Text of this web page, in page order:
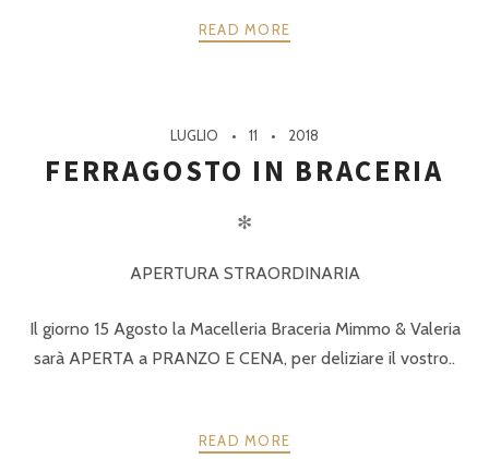
READ MORE
LUGLIO 11 2018
FERRAGOSTO IN BRACERIA
✻
APERTURA STRAORDINARIA
Il giorno 15 Agosto la Macelleria Braceria Mimmo & Valeria
sarà APERTA a PRANZO E CENA, per deliziare il vostro..
READ MORE